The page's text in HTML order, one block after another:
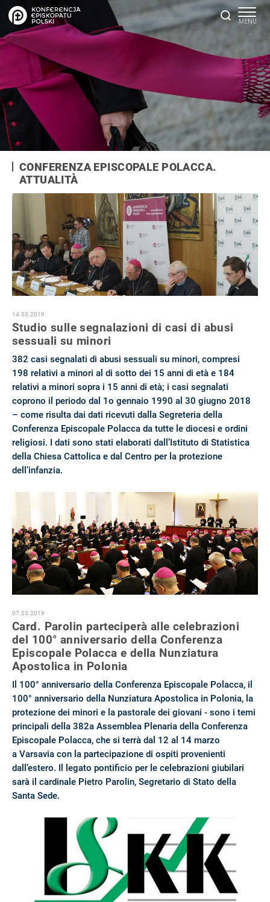
CONFERENZA EPISCOPALE POLACCA.
ATTUALITÀ
14.03.2019
Studio sulle segnalazioni di casi di abusi
sessuali su minori
382 casi segnalati di abusi sessuali su minori, compresi
198 relativi a minori al di sotto dei 15 anni di età e 184
relativi a minori sopra i 15 anni di età; i casi segnalati
coprono il periodo dal 1o gennaio 1990 al 30 giugno 2018
– come risulta dai dati ricevuti dalla Segreteria della
Conferenza Episcopale Polacca da tutte le diocesi e ordini
religiosi. I dati sono stati elaborati dall’Istituto di Statistica
della Chiesa Cattolica e dal Centro per la protezione
dell’infanzia.
07.03.2019
Card. Parolin parteciperà alle celebrazioni
del 100° anniversario della Conferenza
Episcopale Polacca e della Nunziatura
Apostolica in Polonia
Il 100° anniversario della Conferenza Episcopale Polacca, il
100° anniversario della Nunziatura Apostolica in Polonia, la
protezione dei minori e la pastorale dei giovani - sono i temi
principali della 382a Assemblea Plenaria della Conferenza
Episcopale Polacca, che si terrà dal 12 al 14 marzo
a Varsavia con la partecipazione di ospiti provenienti
dall’estero. Il legato pontificio per le celebrazioni giubilari
sarà il cardinale Pietro Parolin, Segretario di Stato della
Santa Sede.